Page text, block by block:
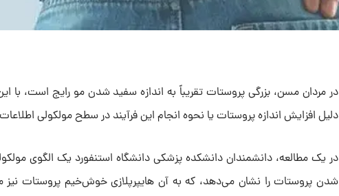
در مردان مسن، بزرگی پروستات تقریباً به اندازه سفید شدن مو رایج است، با
دلیل افزایش اندازه پروستات یا نحوه انجام این فرآیند در سطح مولکولی
در یک مطالعه، دانشمندان دانشکده پزشکی دانشگاه استنفورد یک الگوی
شدن پروستات را نشان می‌دهد، که به آن هایپرپلازی خوش‌خیم پروستات نیز